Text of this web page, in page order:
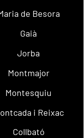
de Besora
Gaià
Jorba
Montmajor
Montesquiu
i Reixac
Collbató